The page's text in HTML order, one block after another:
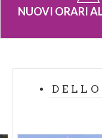
NUOVI ORARI